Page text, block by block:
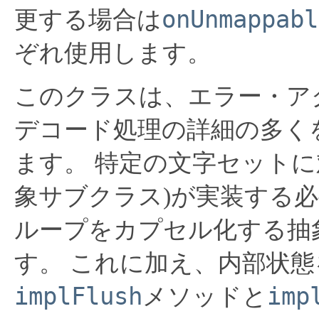
更する場合は
ぞれ使用します。
このクラスは、エラー・
デコード処理の詳細の多
ます。
特定の文字セット
象サブクラス)が実装する
ループをカプセル化する
す。
これに加え、内部状
implFlush メソッドと